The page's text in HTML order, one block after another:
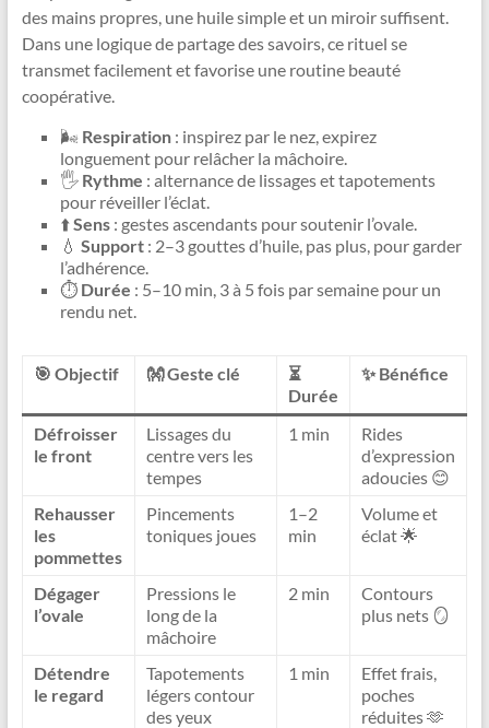
des mains propres, une huile simple et un miroir suffisent.
Dans une logique de partage des savoirs, ce rituel se
transmet facilement et favorise une routine beauté
coopérative.
🌬️ Respiration: inspirez par le nez, expirez
longuement pour relâcher la mâchoire.
🖐️ Rythme : alternance de lissages et tapotements
pour réveiller l’éclat.
⬆️Sens: gestes ascendants pour soutenir l’ovale.
💧 Support: 2–3 gouttes d’huile, pas plus, pour garder
l’adhérence.
⏱️ Durée : 5–10 min, 3 à 5 fois par semaine pour un
rendu net.
🎯 Objectif 👐 Geste clé
⏳
Durée
✨ Bénéfice
Défroisser
le front
Lissages du
centre vers les
tempes
1 min
Rides
d’expression
adoucies 😊
Rehausser
les
pommettes
Pincements
toniques joues
1–2
min
Volume et
éclat 🌟
Dégager
l’ovale
Pressions le
long de la
mâchoire
2 min
Contours
plus nets 🪞
Détendre
le regard
Tapotements
légers contour
des yeux
1 min
Effet frais,
poches
réduites 🫶